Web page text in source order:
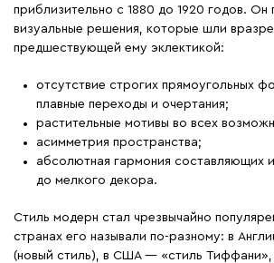
приблизительно с 1880 до 1920 годов. Он
визуальные решения, которые шли
предшествующей ему эклектикой:
отсутствие строгих прямоугольных
плавные переходы и очертания;
растительные мотивы во всех
асимметрия пространства;
абсолютная гармония составляющих
до мелкого декора.
Стиль модерн стал чрезвычайно
странах его называли по-разному: в
(новый стиль), в США — «стиль